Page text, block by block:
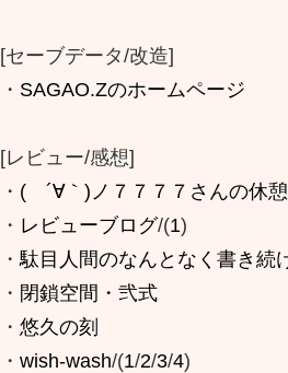
[セーブデータ/改造]
・ SAGAO.Zのホームページ
[レビュー/感想]
・ ( ´∀｀)ノ７７７７さんの休
・ レビューブログ/(1)
・駄目人間のなんとなく書き続
・ 閉鎖空間・弐式
・ 悠久の刻
・ wish-wash/(1/2/3/4)